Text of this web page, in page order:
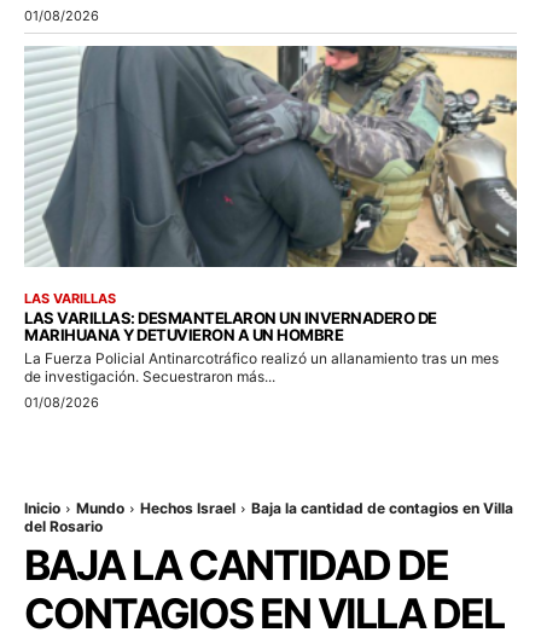
01/08/2026
LAS VARILLAS
LAS VARILLAS: DESMANTELARON UN INVERNADERO DE
MARIHUANA Y DETUVIERON A UN HOMBRE
La Fuerza Policial Antinarcotráfico realizó un allanamiento tras un mes
de investigación. Secuestraron más...
01/08/2026